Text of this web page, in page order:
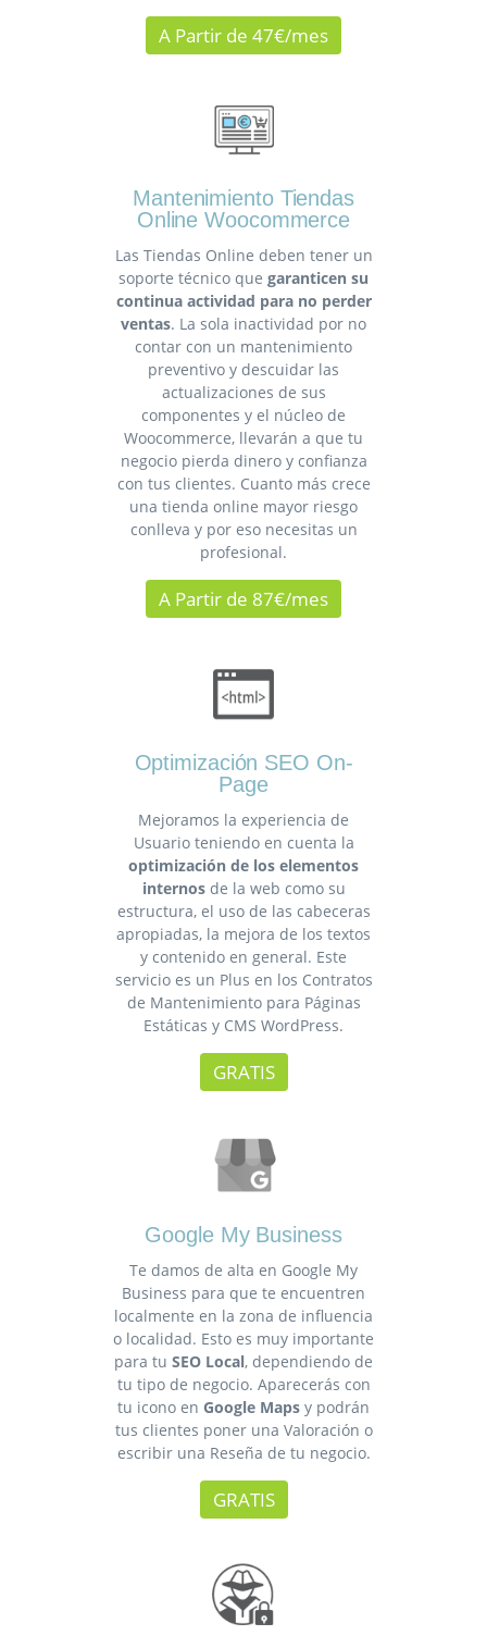
A Partir de 47€/mes
Mantenimiento Tiendas
Online Woocommerce
Las Tiendas Online deben tener un
soporte técnico que garanticen su
continua actividad para no perder
ventas. La sola inactividad por no
contar con un mantenimiento
preventivo y descuidar las
actualizaciones de sus
componentes y el núcleo de
Woocommerce, llevarán a que tu
negocio pierda dinero y confianza
con tus clientes. Cuanto más crece
una tienda online mayor riesgo
conlleva y por eso necesitas un
profesional.
A Partir de 87€/mes
Optimización SEO On-
Page
Mejoramos la experiencia de
Usuario teniendo en cuenta la
optimización de los elementos
internosde la web como su
estructura, el uso de las cabeceras
apropiadas, la mejora de los textos
y contenido en general. Este
servicio es un Plus en los Contratos
de Mantenimiento para Páginas
Estáticas y CMS WordPress.
GRATIS
Google My Business
Te damos de alta en Google My
Business para que te encuentren
localmente en la zona de influencia
o localidad. Esto es muy importante
para tu SEO Local, dependiendo de
tu tipo de negocio. Aparecerás con
tu icono en Google Maps y podrán
tus clientes poner una Valoración o
escribir una Reseña de tu negocio.
GRATIS